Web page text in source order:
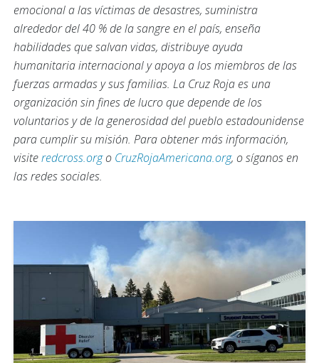
emocional a las víctimas de desastres, suministra
alrededor del 40 % de la sangre en el país, enseña
habilidades que salvan vidas, distribuye ayuda
humanitaria internacional y apoya a los miembros de las
fuerzas armadas y sus familias. La Cruz Roja es una
organización sin fines de lucro que depende de los
voluntarios y de la generosidad del pueblo estadounidense
para cumplir su misión. Para obtener más información,
visiteredcross.orgo CruzRojaAmericana.org, o síganos en
las redes sociales.